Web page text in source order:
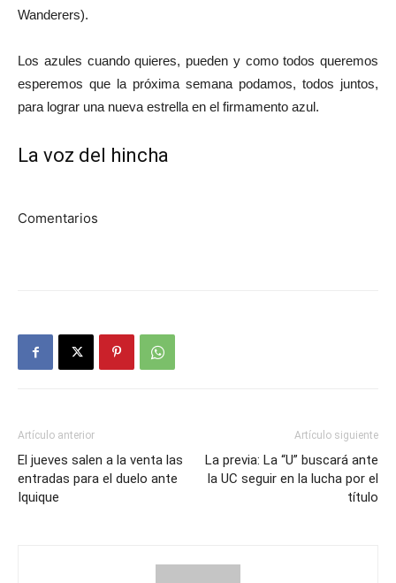
Wanderers).
Los azules cuando quieres, pueden y como todos queremos
esperemos que la próxima semana podamos, todos juntos,
para lograr una nueva estrella en el firmamento azul.
La voz del hincha
Comentarios
Artículo anterior
El jueves salen a la venta las
entradas para el duelo ante
Iquique
Artículo siguiente
La previa: La “U” buscará ante
la UC seguir en la lucha por el
título